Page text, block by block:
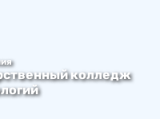
колледж